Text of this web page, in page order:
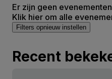
Er zijn geen
Klik hier om alle
Filters opnieuw instellen
Recent